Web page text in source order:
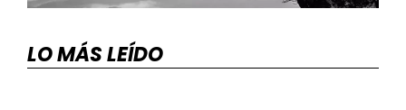
LO MÁS LEÍDO